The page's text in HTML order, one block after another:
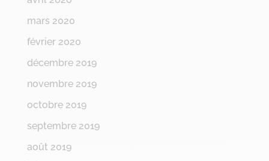
mars 2020
février 2020
décembre 2019
novembre 2019
octobre 2019
septembre 2019
août 2019